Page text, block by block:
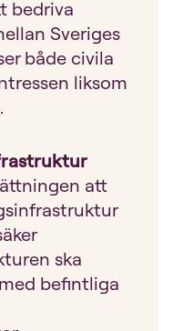
bedriva
Sveriges
både civila
liksom
att
ska
befintliga